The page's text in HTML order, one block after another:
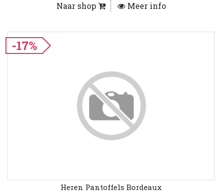
Naar shop Meer info
-17%
Heren Pantoffels Bordeaux